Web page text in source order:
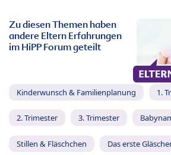
Zu diesen Themen haben
andere Eltern Erfahrungen
im HiPP Forum geteilt
Kinderwunsch & Familienplanung 1.
2. Trimester 3. Trimester
Stillen & Fläschchen Das erste